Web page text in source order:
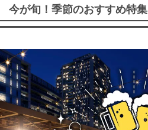
今が旬！季節のおすすめ特集